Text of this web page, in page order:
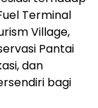
Terminal
Village,
Pantai
dan
bagi